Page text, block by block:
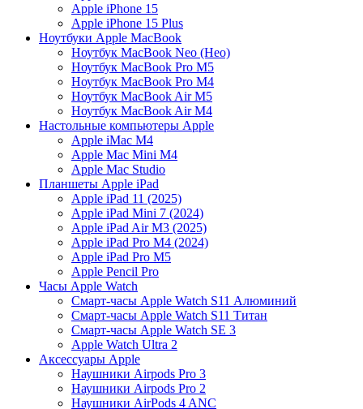
Apple iPhone 15
Apple iPhone 15 Plus
Ноутбуки Apple MacBook
Ноутбук MacBook Neo (Нeо)
Ноутбук MacBook Pro M5
Ноутбук MacBook Pro M4
Ноутбук MacBook Air M5
Ноутбук MacBook Air M4
Настольные компьютеры Apple
Apple iMac М4
Apple Mac Mini M4
Apple Mac Studio
Планшеты Apple iPad
Apple iPad 11 (2025)
Apple iPad Mini 7 (2024)
Apple iPad Air M3 (2025)
Apple iPad Pro M4 (2024)
Apple iPad Pro M5
Apple Pencil Pro
Часы Apple Watch
Смарт-часы Apple Watch S11 Алюминий
Смарт-часы Apple Watch S11 Титан
Смарт-часы Apple Watch SE 3
Apple Watch Ultra 2
Аксессуары Apple
Наушники Airpods Pro 3
Наушники Airpods Pro 2
Наушники AirPods 4 ANC